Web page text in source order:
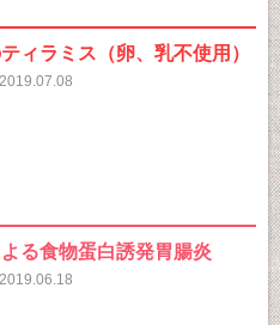
ィラミス（卵、乳不使用）
2019.07.08
る食物蛋白誘発胃腸炎
2019.06.18